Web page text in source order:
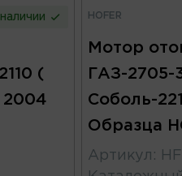
(
2004
HOFER
Мотор
ГАЗ-
Соболь-
Образца
Артикул :